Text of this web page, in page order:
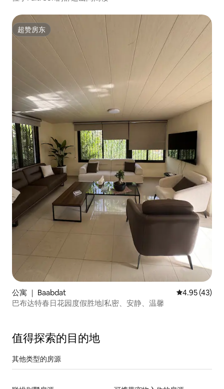
超赞房东
超赞房东
公寓 ｜ Baabdat 平均评分
4.95 (43)
巴布达特春日花园度假胜地|私密、安静、温馨
值得探索的目的地
其他类型的房源